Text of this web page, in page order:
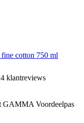
cotton 750 ml
klantreviews
GAMMA Voordeelpas